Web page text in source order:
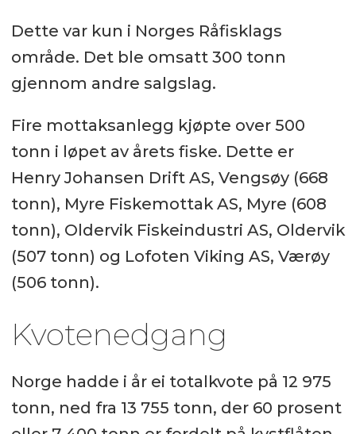
Dette var kun i Norges Råfisklags
område. Det ble omsatt 300 tonn
gjennom andre salgslag.
Fire mottaksanlegg kjøpte over 500
tonn i løpet av årets fiske. Dette er
Henry Johansen Drift AS, Vengsøy (668
tonn), Myre Fiskemottak AS, Myre (608
tonn), Oldervik Fiskeindustri AS, Oldervik
(507 tonn) og Lofoten Viking AS, Værøy
(506 tonn).
Kvotenedgang
Norge hadde i år ei totalkvote på 12 975
tonn, ned fra 13 755 tonn, der 60 prosent